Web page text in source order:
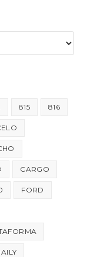
815 816
CARGO
FORD